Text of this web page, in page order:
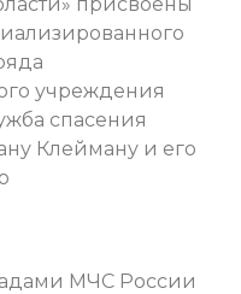
учреждения
спасения
Клейману и его
МЧС России